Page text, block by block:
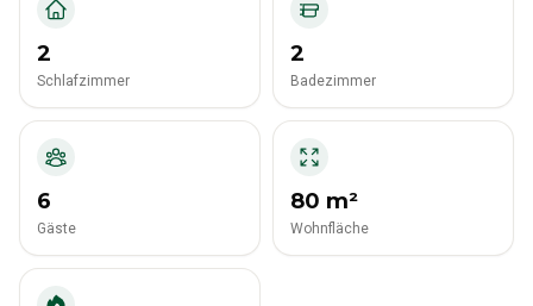
2
Schlafzimmer
2
Badezimmer
6
Gäste
80 m²
Wohnfläche